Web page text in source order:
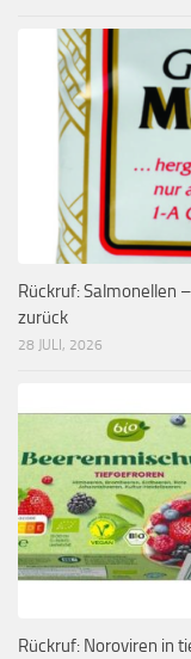
Rückruf: Salmonellen
zurück
28 JULI, 2026
Rückruf: Noroviren in